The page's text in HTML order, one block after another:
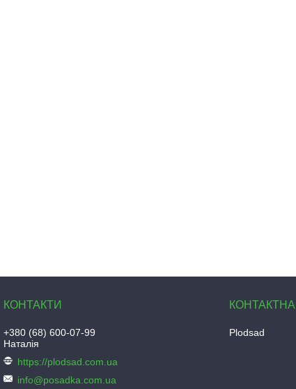
+380 (68) 600-07-99
Наталія
https://plodsad.com.ua
info@posadka.com.ua
Plodsad